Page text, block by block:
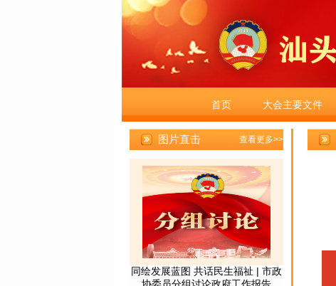
首页 大会主要文件